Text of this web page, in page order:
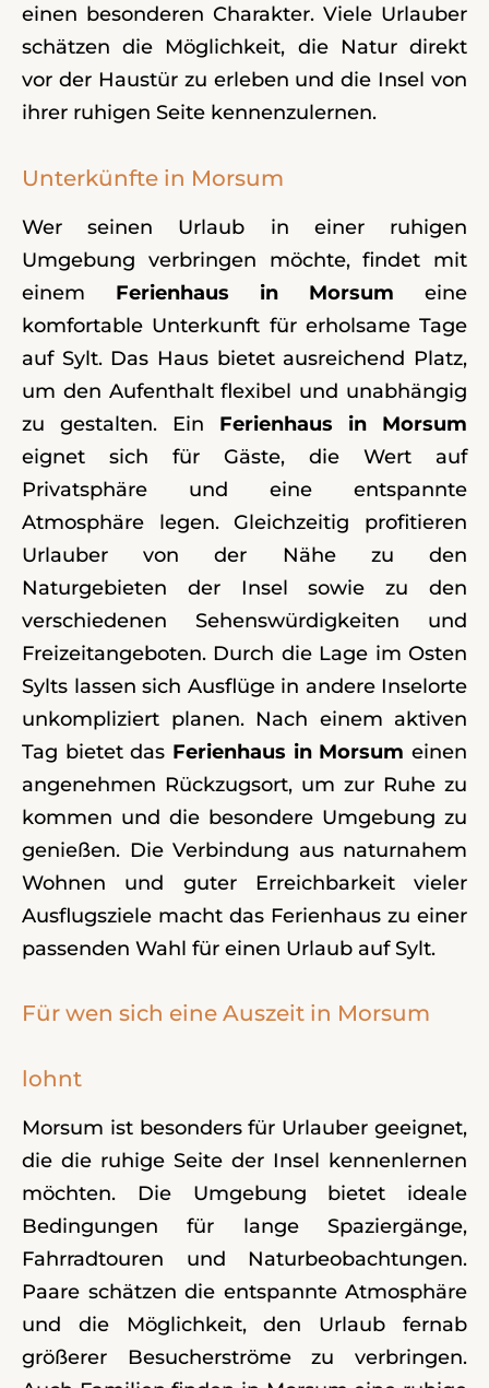
einen besonderen Charakter. Viele Urlauber
schätzen die Möglichkeit, die Natur direkt
vor der Haustür zu erleben und die Insel von
ihrer ruhigen Seite kennenzulernen.
Unterkünfte in Morsum
Wer seinen Urlaub in einer ruhigen
Umgebung verbringen möchte, findet mit
einem Ferienhaus in Morsum eine
komfortable Unterkunft für erholsame Tage
auf Sylt. Das Haus bietet ausreichend Platz,
um den Aufenthalt flexibel und unabhängig
zu gestalten. Ein Ferienhaus in Morsum
eignet sich für Gäste, die Wert auf
Privatsphäre und eine entspannte
Atmosphäre legen. Gleichzeitig profitieren
Urlauber von der Nähe zu den
Naturgebieten der Insel sowie zu den
verschiedenen Sehenswürdigkeiten und
Freizeitangeboten. Durch die Lage im Osten
Sylts lassen sich Ausflüge in andere Inselorte
unkompliziert planen. Nach einem aktiven
Tag bietet das Ferienhaus in Morsum einen
angenehmen Rückzugsort, um zur Ruhe zu
kommen und die besondere Umgebung zu
genießen. Die Verbindung aus naturnahem
Wohnen und guter Erreichbarkeit vieler
Ausflugsziele macht das Ferienhaus zu einer
passenden Wahl für einen Urlaub auf Sylt.
Für wen sich eine Auszeit in Morsum
lohnt
Morsum ist besonders für Urlauber geeignet,
die die ruhige Seite der Insel kennenlernen
möchten. Die Umgebung bietet ideale
Bedingungen für lange Spaziergänge,
Fahrradtouren und Naturbeobachtungen.
Paare schätzen die entspannte Atmosphäre
und die Möglichkeit, den Urlaub fernab
größerer Besucherströme zu verbringen.